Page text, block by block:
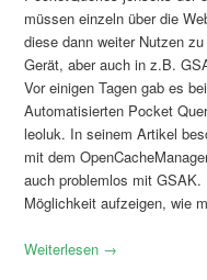
müssen einzeln über die
diese dann weiter Nutzen
Gerät, aber auch in z.B.
Vor einigen Tagen gab es
Automatisierten Pocket
leoluk. In seinem Artikel
mit dem
auch problemlos mit
Möglichkeit aufzeigen, wie
Weiterlesen →